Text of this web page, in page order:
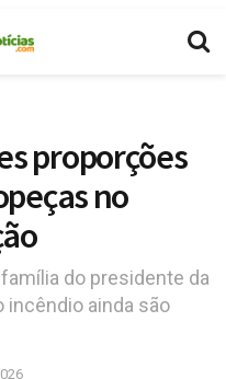
proporções
no
do presidente da
incêndio ainda são